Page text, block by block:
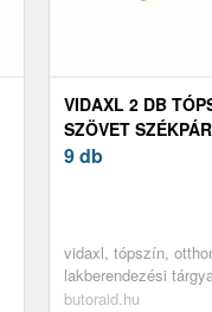
VIDAXL 2 DB
SZÖVET
50 X 7 CM
9 db
vidaxl, tópszín,
lakberendezési
kiegészítők,
butoraid.hu